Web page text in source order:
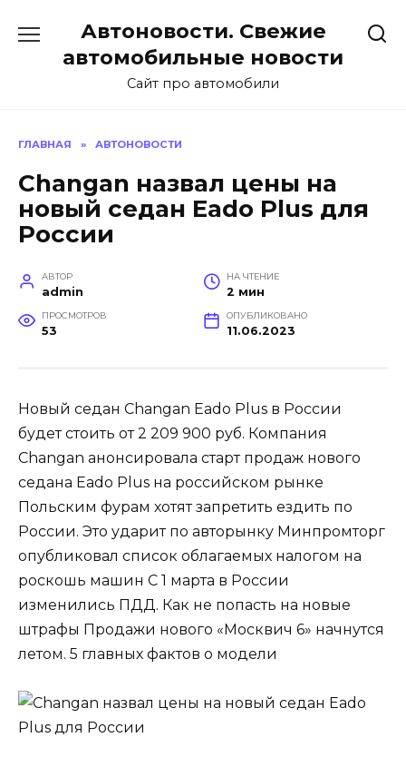
содержанию
Автоновости. Свежие
автомобильные новости
Сайт про автомобили
ГЛАВНАЯ » АВТОНОВОСТИ
Changan назвал цены на
новый седан Eado Plus для
России
АВТОР
admin
НА ЧТЕНИЕ
2 мин
ПРОСМОТРОВ
53
ОПУБЛИКОВАНО
11.06.2023
Новый седан Changan Eado Plus в России
будет стоить от 2 209 900 руб. Компания
Changan анонсировала старт продаж нового
седана Eado Plus на российском рынке
Польским фурам хотят запретить ездить по
России. Это ударит по авторынку Минпромторг
опубликовал список облагаемых налогом на
роскошь машин С 1 марта в России
изменились ПДД. Как не попасть на новые
штрафы Продажи нового «Москвич 6» начнутся
летом. 5 главных фактов о модели